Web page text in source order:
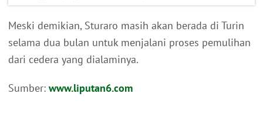
Meski demikian, Sturaro masih akan berada di Turin
selama dua bulan untuk menjalani proses pemulihan
dari cedera yang dialaminya.
Sumber: www.liputan6.com